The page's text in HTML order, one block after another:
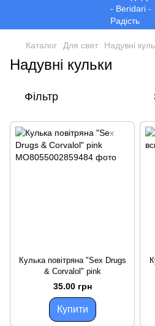
Каталог Для свят Надувні
Надувні кульки
Фільтр
Кулька повітряна "Sex Drugs
& Corvalol" pink
35.00 грн
Купити